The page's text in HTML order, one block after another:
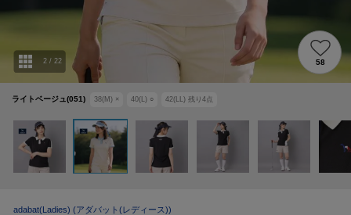
ライトベージュ(051) 38(M) × 40(L) ○ 42(LL) 残り 4点
2 / 22 58
adabat(Ladies) (アダバット(レディース))